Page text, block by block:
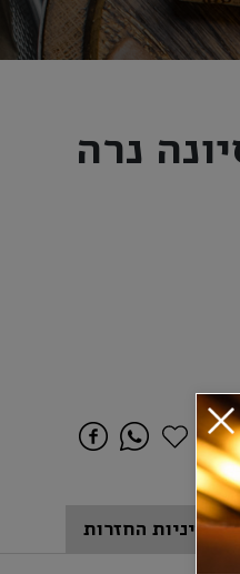
נרה
מדיניות החזרות